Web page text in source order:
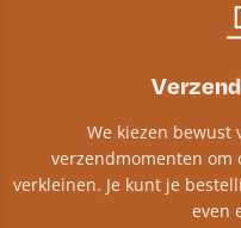
We kiezen bewust
verzendmomenten om
verkleinen. Je kunt je
even